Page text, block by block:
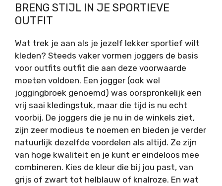
BRENG STIJL IN JE SPORTIEVE
OUTFIT
Wat trek je aan als je jezelf lekker sportief wilt
kleden? Steeds vaker vormen joggers de basis
voor outfits outfit die aan deze voorwaarde
moeten voldoen. Een jogger (ook wel
joggingbroek genoemd) was oorspronkelijk een
vrij saai kledingstuk, maar die tijd is nu echt
voorbij. De joggers die je nu in de winkels ziet,
zijn zeer modieus te noemen en bieden je verder
natuurlijk dezelfde voordelen als altijd. Ze zijn
van hoge kwaliteit en je kunt er eindeloos mee
combineren. Kies de kleur die bij jou past, van
grijs of zwart tot helblauw of knalroze. En wat